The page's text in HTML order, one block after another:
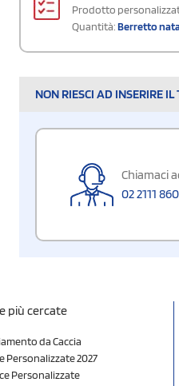
Prodotto
Quantità:Berretto
NON RIESCI AD INSERIRE
Chiamaci
02 2111
più cercate
da Caccia
Personalizzate 2027
Personalizzate